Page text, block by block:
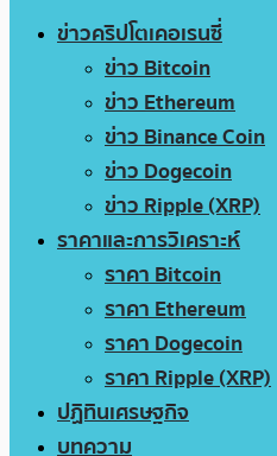
ข่าวคริปโตเคอเรนซี่
ข่าว Bitcoin
ข่าว Ethereum
ข่าว Binance Coin
ข่าว Dogecoin
ข่าว Ripple (XRP)
ราคาและการวิเคราะห์
ราคา Bitcoin
ราคา Ethereum
ราคา Dogecoin
ราคา Ripple (XRP)
ปฏิทินเศรษฐกิจ
บทความ